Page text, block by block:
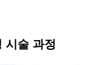
시술 과정